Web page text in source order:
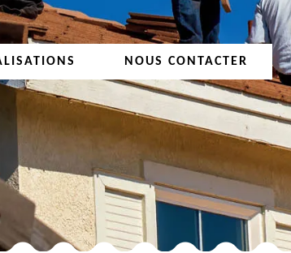
NOUS CONTACTER